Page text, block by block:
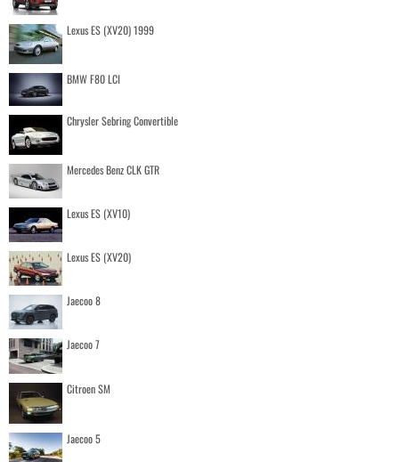
Lexus ES (XV20) 1999
BMW F80 LCI
Chrysler Sebring Convertible
Mercedes Benz CLK GTR
Lexus ES (XV10)
Lexus ES (XV20)
Jaecoo 8
Jaecoo 7
Citroen SM
Jaecoo 5